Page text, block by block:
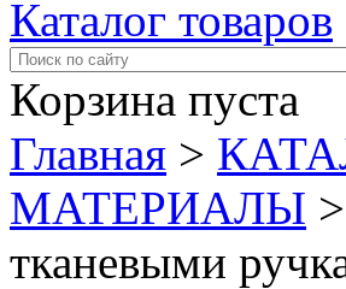
Каталог товаров
Корзина пуста
Главная >
МАТЕРИАЛЫ >
тканевыми